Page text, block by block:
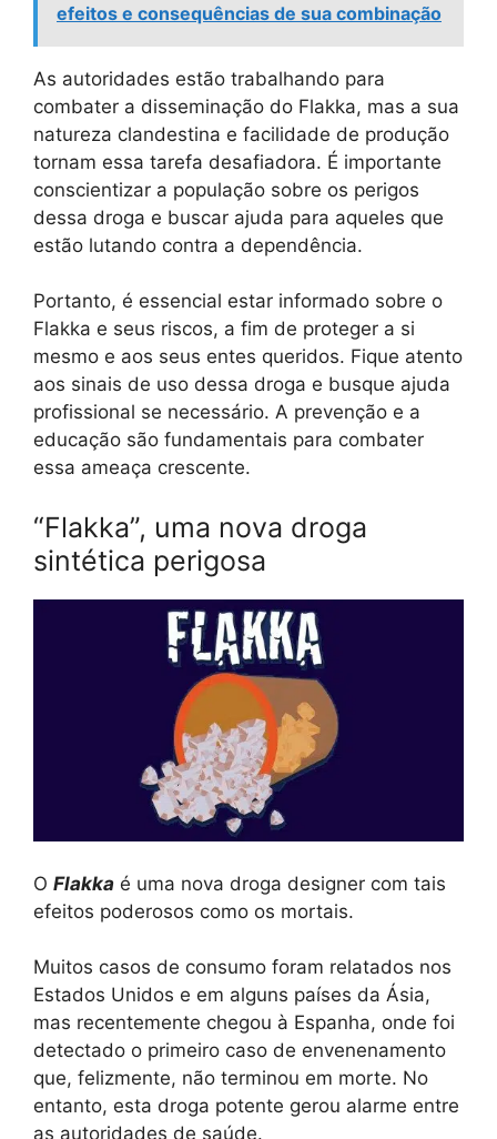
efeitos e consequências de sua combinação
As autoridades estão trabalhando para
combater a disseminação do Flakka, mas a sua
natureza clandestina e facilidade de produção
tornam essa tarefa desafiadora. É importante
conscientizar a população sobre os perigos
dessa droga e buscar ajuda para aqueles que
estão lutando contra a dependência.
Portanto, é essencial estar informado sobre o
Flakka e seus riscos, a fim de proteger a si
mesmo e aos seus entes queridos. Fique atento
aos sinais de uso dessa droga e busque ajuda
profissional se necessário. A prevenção e a
educação são fundamentais para combater
essa ameaça crescente.
“Flakka”, uma nova droga
sintética perigosa
O Flakka é uma nova droga designer com tais
efeitos poderosos como os mortais.
Muitos casos de consumo foram relatados nos
Estados Unidos e em alguns países da Ásia,
mas recentemente chegou à Espanha, onde foi
detectado o primeiro caso de envenenamento
que, felizmente, não terminou em morte. No
entanto, esta droga potente gerou alarme entre
as autoridades de saúde.